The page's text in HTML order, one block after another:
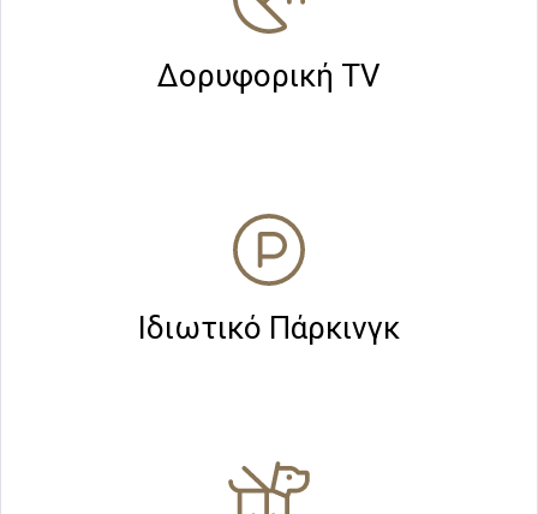
Δορυφορική TV
Ιδιωτικό Πάρκινγκ